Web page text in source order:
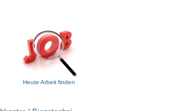
Heute Arbeit finden